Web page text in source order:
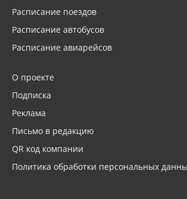
Расписание поездов
Расписание автобусов
Расписание авиарейсов
О проекте
Подписка
Реклама
Письмо в редакцию
QR код компании
Политика обработки персональных